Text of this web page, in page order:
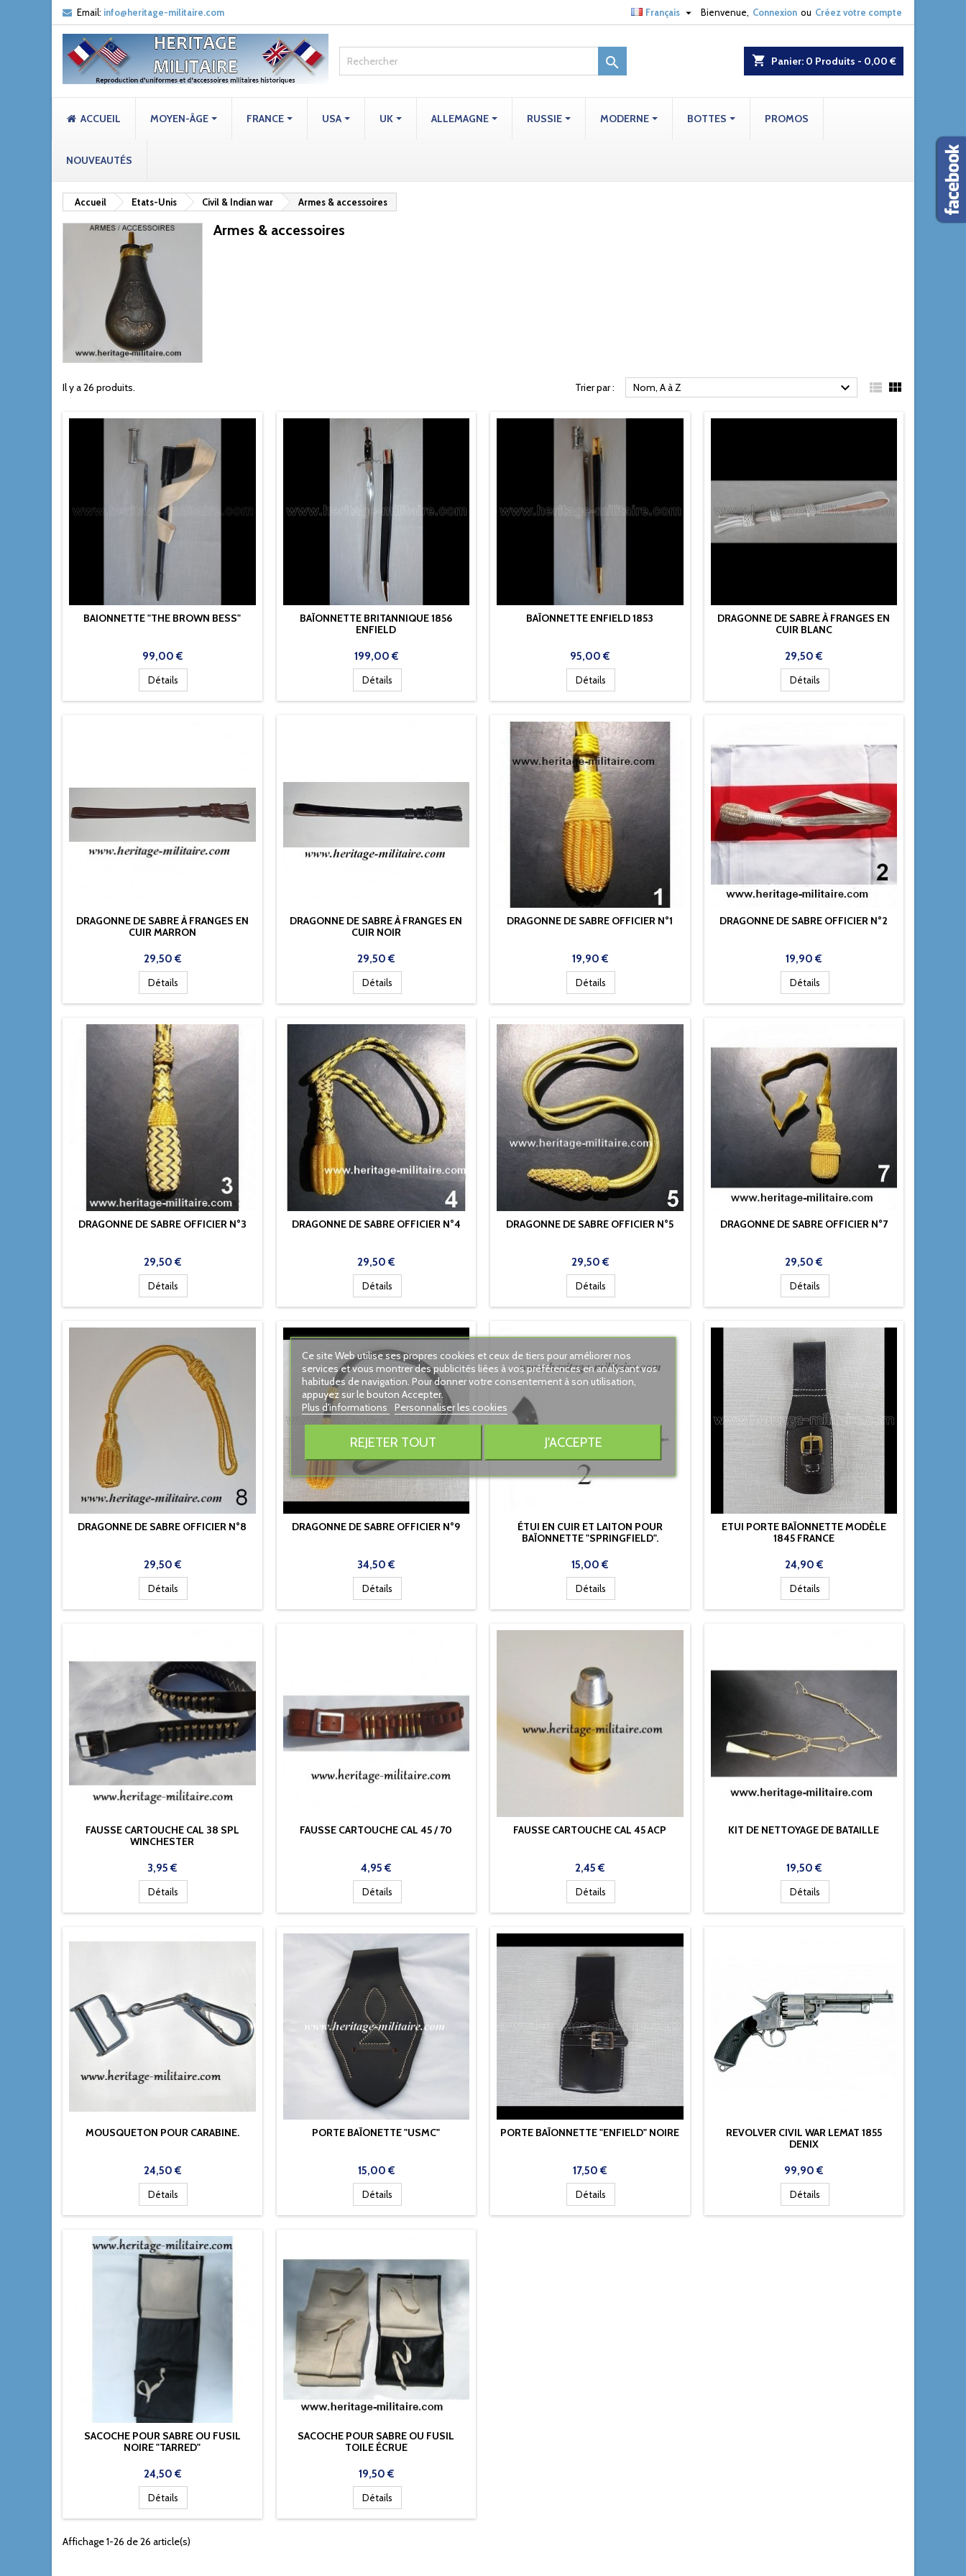
Email: info@heritage-militaire.com Bienvenue, Connexion ou Créez votre compte
Français 
shopping_cart Panier: 0 Produits - 0,00 €

ACCUEIL MOYEN-ÂGE FRANCE USA UK ALLEMAGNE RUSSIE MODERNE BOTTES PROMOS
NOUVEAUTÉS
Accueil Etats-Unis Civil & Indian war Armes & accessoires
Armes & accessoires
Il y a 26 produits. Trier par : Nom, A à Z   
BAIONNETTE "THE BROWN BESS"
Prix
99,00 €
Détails
BAÏONNETTE BRITANNIQUE 1856
ENFIELD
Prix
199,00 €
Détails
BAÏONNETTE ENFIELD 1853
Prix
95,00 €
Détails
DRAGONNE DE SABRE À FRANGES EN
CUIR BLANC
Prix
29,50 €
Détails
DRAGONNE DE SABRE À FRANGES EN
CUIR MARRON
Prix
29,50 €
Détails
DRAGONNE DE SABRE À FRANGES EN
CUIR NOIR
Prix
29,50 €
Détails
DRAGONNE DE SABRE OFFICIER N°1
Prix
19,90 €
Détails
DRAGONNE DE SABRE OFFICIER N°2
Prix
19,90 €
Détails
DRAGONNE DE SABRE OFFICIER N°3
Prix
29,50 €
Détails
DRAGONNE DE SABRE OFFICIER N°4
Prix
29,50 €
Détails
DRAGONNE DE SABRE OFFICIER N°5
Prix
29,50 €
Détails
DRAGONNE DE SABRE OFFICIER N°7
Prix
29,50 €
Détails
DRAGONNE DE SABRE OFFICIER N°8
Prix
29,50 €
Détails
DRAGONNE DE SABRE OFFICIER N°9
Prix
34,50 €
Détails
ÉTUI EN CUIR ET LAITON POUR
BAÏONNETTE "SPRINGFIELD".
Prix
15,00 €
Détails
ETUI PORTE BAÏONNETTE MODÈLE
1845 FRANCE
Prix
24,90 €
Détails
FAUSSE CARTOUCHE CAL 38 SPL
WINCHESTER
Prix
3,95 €
Détails
FAUSSE CARTOUCHE CAL 45 / 70
Prix
4,95 €
Détails
FAUSSE CARTOUCHE CAL 45 ACP
Prix
2,45 €
Détails
KIT DE NETTOYAGE DE BATAILLE
Prix
19,50 €
Détails
MOUSQUETON POUR CARABINE.
Prix
24,50 €
Détails
PORTE BAÏONETTE "USMC"
Prix
15,00 €
Détails
PORTE BAÏONNETTE "ENFIELD" NOIRE
Prix
17,50 €
Détails
REVOLVER CIVIL WAR LEMAT 1855
DENIX
Prix
99,90 €
Détails
SACOCHE POUR SABRE OU FUSIL
NOIRE "TARRED"
Prix
24,50 €
Détails
SACOCHE POUR SABRE OU FUSIL
TOILE ÉCRUE
Prix
19,50 €
Détails
Affichage 1-26 de 26 article(s)
Ce site Web utilise ses propres cookies et ceux de tiers pour améliorer nos
services et vous montrer des publicités liées à vos préférences en analysant vos
habitudes de navigation. Pour donner votre consentement à son utilisation,
appuyez sur le bouton Accepter.
Plus d'informations
Personnaliser les cookies
REJETER TOUT J'ACCEPTE